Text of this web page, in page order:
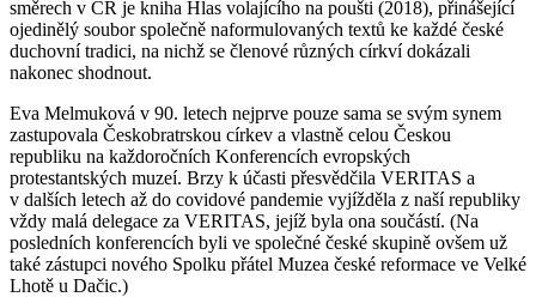
směrech v ČR je kniha Hlas volajícího na poušti (2018), přinášející
ojedinělý soubor společně naformulovaných textů ke každé české
duchovní tradici, na nichž se členové různých církví dokázali
nakonec shodnout.
Eva Melmuková v 90. letech nejprve pouze sama se svým synem
zastupovala Českobratrskou církev a vlastně celou Českou
republiku na každoročních Konferencích evropských
protestantských muzeí. Brzy k účasti přesvědčila VERITAS a
v dalších letech až do covidové pandemie vyjížděla z naší republiky
vždy malá delegace za VERITAS, jejíž byla ona součástí. (Na
posledních konferencích byli ve společné české skupině ovšem už
také zástupci nového Spolku přátel Muzea české reformace ve Velké
Lhotě u Dačic.)